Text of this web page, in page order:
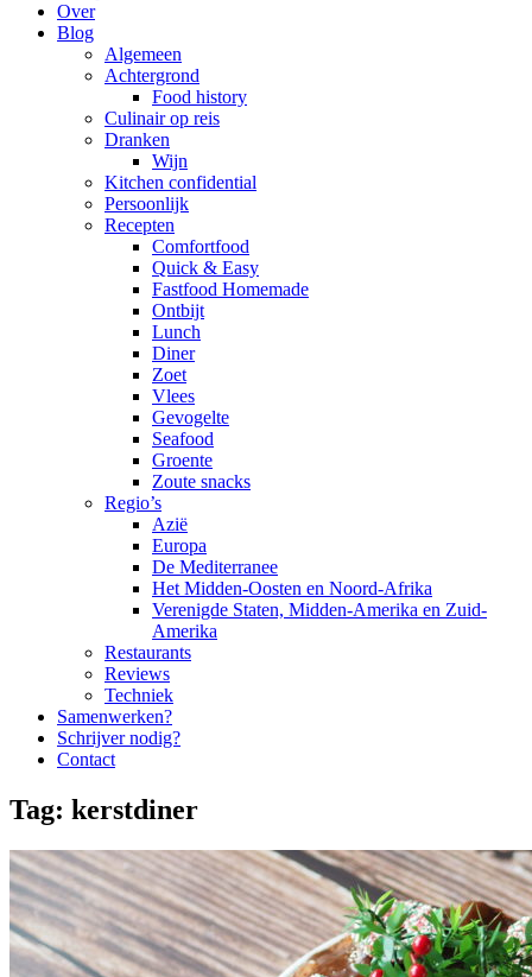
Over
Blog
Algemeen
Achtergrond
Food history
Culinair op reis
Dranken
Wijn
Kitchen confidential
Persoonlijk
Recepten
Comfortfood
Quick & Easy
Fastfood Homemade
Ontbijt
Lunch
Diner
Zoet
Vlees
Gevogelte
Seafood
Groente
Zoute snacks
Regio’s
Azië
Europa
De Mediterranee
Het Midden-Oosten en Noord-Afrika
Verenigde Staten, Midden-Amerika en Zuid-
Amerika
Restaurants
Reviews
Techniek
Samenwerken?
Schrijver nodig?
Contact
Tag: kerstdiner